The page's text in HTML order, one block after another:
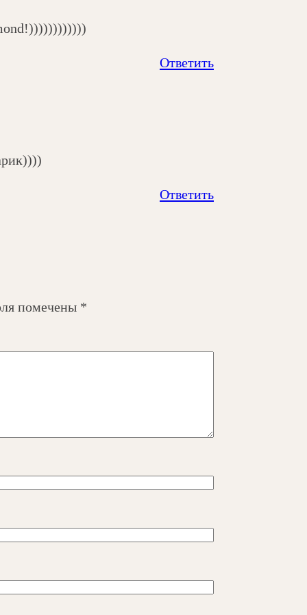
Ответить
Ответить
помечены *